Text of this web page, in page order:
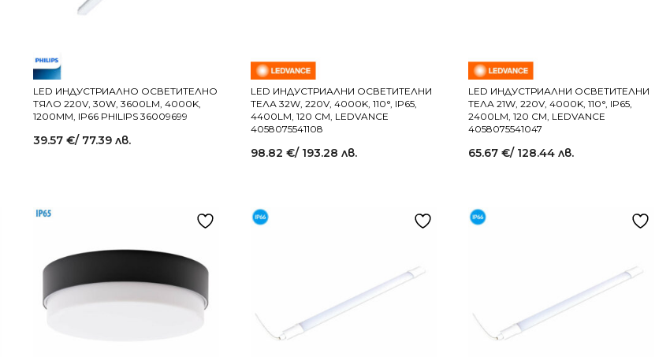
LED ИНДУСТРИАЛНО ОСВЕТИТЕЛНО
ТЯЛО 220V, 30W, 3600LM, 4000K,
1200MM, IP66 PHILIPS 36009699
39.57 €/ 77.39 лв.
LED ИНДУСТРИАЛНИ ОСВЕТИТЕЛНИ
ТЕЛА 32W, 220V, 4000K, 110°, IP65,
4400LM, 120 СМ, LEDVANCE
4058075541108
98.82 €/ 193.28 лв.
LED ИНДУСТРИАЛНИ ОСВЕТИТЕЛНИ
ТЕЛА 21W, 220V, 4000K, 110°, IP65,
2400LM, 120 СМ, LEDVANCE
4058075541047
65.67 €/ 128.44 лв.